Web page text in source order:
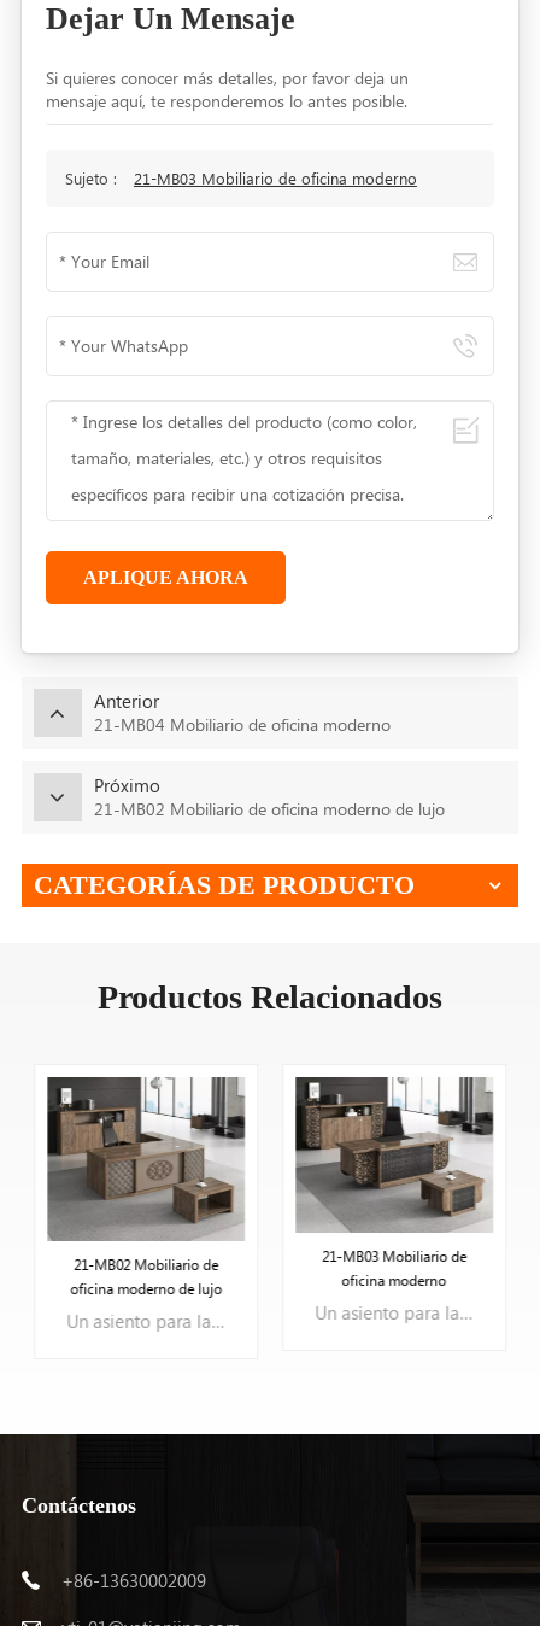
Dejar Un Mensaje
Si quieres conocer más detalles, por favor deja un
mensaje aquí, te responderemos lo antes posible.
Sujeto : 21-MB03 Mobiliario de oficina moderno
APLIQUE AHORA
Anterior
21-MB04 Mobiliario de oficina moderno
Próximo
21-MB02 Mobiliario de oficina moderno de lujo
CATEGORÍAS DE PRODUCTO
Productos Relacionados
21-MB02 Mobiliario de
oficina moderno de lujo
Un asiento para la oficina del gerente
APRENDE MÁS
21-MB03 Mobiliario de
oficina moderno
Un asiento para la oficina del gerente
APRENDE MÁS
Contáctenos
+86-13630002009